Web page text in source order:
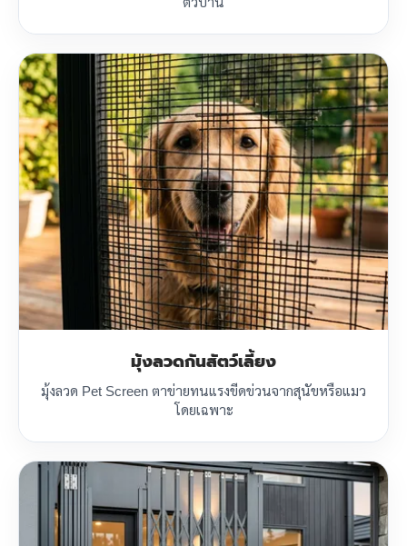
มุ้งลวดกันสัตว์เลี้ยง
มุ้งลวด Pet Screen ตาข่ายทนแรงขีดข่วนจากสุนัขหรือแมว
โดยเฉพาะ